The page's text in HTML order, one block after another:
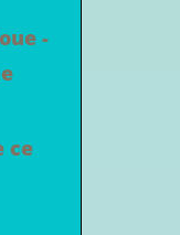
-
ce